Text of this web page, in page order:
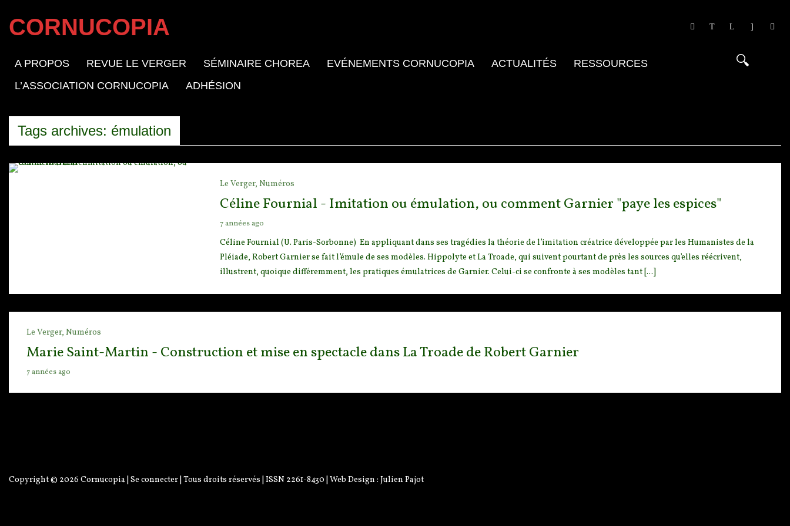
CORNUCOPIA
A PROPOS REVUE LE VERGER SÉMINAIRE CHOREA EVÉNEMENTS CORNUCOPIA ACTUALITÉS
RESSOURCES
L’ASSOCIATION CORNUCOPIA
ADHÉSION
Tags archives: émulation
Le Verger, Numéros
Céline Fournial - Imitation ou émulation, ou comment Garnier "paye les espices"
7 années ago
Céline Fournial (U. Paris-Sorbonne) En appliquant dans ses tragédies la théorie de l’imitation créatrice développée par les Humanistes de la
Pléiade, Robert Garnier se fait l’émule de ses modèles. Hippolyte et La Troade, qui suivent pourtant de près les sources qu’elles réécrivent,
illustrent, quoique différemment, les pratiques émulatrices de Garnier. Celui-ci se confronte à ses modèles tant [...]
Le Verger, Numéros
Marie Saint-Martin - Construction et mise en spectacle dans La Troade de Robert Garnier
7 années ago
Copyright © 2026 Cornucopia Se connecter | Tous droits réservés | ISSN 2261-8430 | Web Design : Julien Pajot